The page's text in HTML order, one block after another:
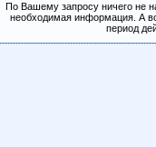
По Вашему запросу ничего не
необходимая информация. А
период